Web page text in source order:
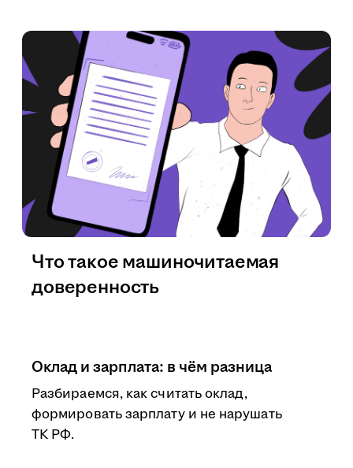
Оклад и зарплата: в чём разница
Разбираемся, как считать оклад,
формировать зарплату и не нарушать
ТК РФ.
Что такое машиночитаемая
доверенность